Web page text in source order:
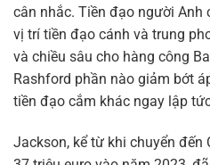
cân nhắc. Tiền đạo người Anh
vị trí tiền đạo cánh và trung
và chiều sâu cho hàng công
Rashford phần nào giảm bớt
tiền đạo cắm khác ngay lập
Jackson, kể từ khi chuyển đến